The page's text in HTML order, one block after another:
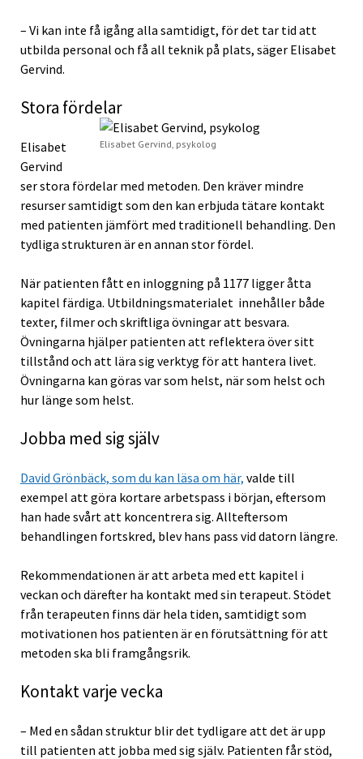
– Vi kan inte få igång alla samtidigt, för det tar tid att
utbilda personal och få all teknik på plats, säger Elisabet
Gervind.
Stora fördelar
Elisabet Gervind, psykolog
Elisabet
Gervind
ser stora fördelar med metoden. Den kräver mindre
resurser samtidigt som den kan erbjuda tätare kontakt
med patienten jämfört med traditionell behandling. Den
tydliga strukturen är en annan stor fördel.
När patienten fått en inloggning på 1177 ligger åtta
kapitel färdiga. Utbildningsmaterialet innehåller både
texter, filmer och skriftliga övningar att besvara.
Övningarna hjälper patienten att reflektera över sitt
tillstånd och att lära sig verktyg för att hantera livet.
Övningarna kan göras var som helst, när som helst och
hur länge som helst.
Jobba med sig själv
David Grönbäck, som du kan läsa om här, valde till
exempel att göra kortare arbetspass i början, eftersom
han hade svårt att koncentrera sig. Allteftersom
behandlingen fortskred, blev hans pass vid datorn längre.
Rekommendationen är att arbeta med ett kapitel i
veckan och därefter ha kontakt med sin terapeut. Stödet
från terapeuten finns där hela tiden, samtidigt som
motivationen hos patienten är en förutsättning för att
metoden ska bli framgångsrik.
Kontakt varje vecka
– Med en sådan struktur blir det tydligare att det är upp
till patienten att jobba med sig själv. Patienten får stöd,